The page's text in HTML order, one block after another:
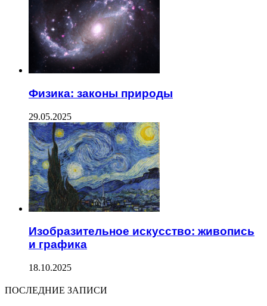
Физика: законы природы
29.05.2025
Изобразительное искусство: живопись
и графика
18.10.2025
ПОСЛЕДНИЕ ЗАПИСИ